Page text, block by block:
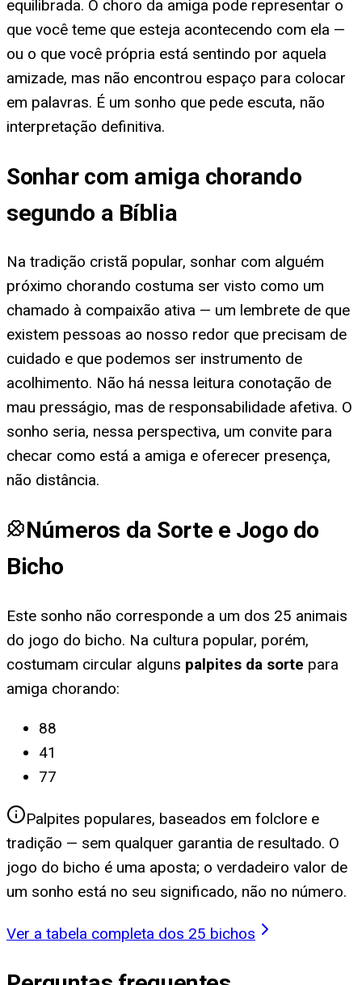
equilibrada. O choro da amiga pode representar o
que você teme que esteja acontecendo com ela —
ou o que você própria está sentindo por aquela
amizade, mas não encontrou espaço para colocar
em palavras. É um sonho que pede escuta, não
interpretação definitiva.
Sonhar com amiga chorando
segundo a Bíblia
Na tradição cristã popular, sonhar com alguém
próximo chorando costuma ser visto como um
chamado à compaixão ativa — um lembrete de que
existem pessoas ao nosso redor que precisam de
cuidado e que podemos ser instrumento de
acolhimento. Não há nessa leitura conotação de
mau presságio, mas de responsabilidade afetiva. O
sonho seria, nessa perspectiva, um convite para
checar como está a amiga e oferecer presença,
não distância.
Números da Sorte e Jogo do
Bicho
Este sonho não corresponde a um dos 25 animais
do jogo do bicho. Na cultura popular, porém,
costumam circular alguns palpites da sorte para
amiga chorando:
88
41
77
Palpites populares, baseados em folclore e
tradição — sem qualquer garantia de resultado. O
jogo do bicho é uma aposta; o verdadeiro valor de
um sonho está no seu significado, não no número.
Ver a tabela completa dos 25 bichos